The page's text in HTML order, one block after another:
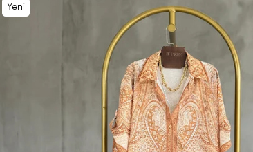
Yeni